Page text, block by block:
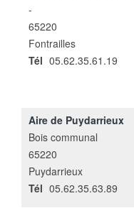
-
65220
Fontrailles
Tél 05.62.35.61.19
Aire de Puydarrieux
Bois communal
65220
Puydarrieux
Tél 05.62.35.63.89